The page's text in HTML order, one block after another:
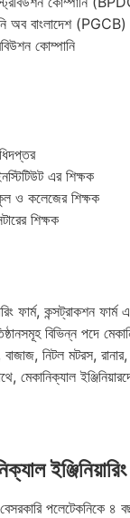
অব বাংলাদেশ (PGCB)
কোম্পানি
এর শিক্ষক
ও কলেজের শিক্ষক
শিক্ষক
ফার্ম, কন্সট্রাকশন ফার্ম
বিভিন্ন পদে
নিটল মটরস,
মেকানিক্যাল
পলেটেকনিকে ৪